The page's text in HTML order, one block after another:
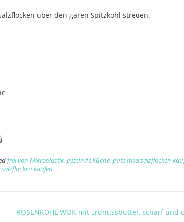
über den garen Spitzkohl streuen.
frei von Mikroplastik, gesunde Küche, gute meersalzflocken
kaufen
ROSENKOHL WOK mit Erdnussbutter, scharf und